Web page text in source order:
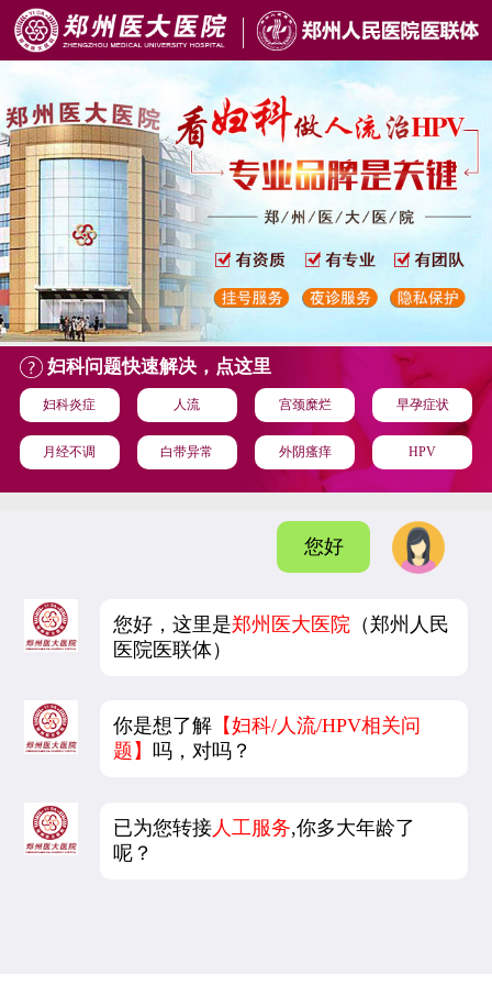
妇科问题快速解决，点这里
妇科炎症 人流 宫颈糜烂 早孕症状
月经不调 白带异常 外阴瘙痒 HPV
您好
您好，这里是郑州医大医院 （郑州人民
医院医联体）
你是想了解 【妇科/人流/HPV相关问
题】吗，对吗？
已为您转接 人工服务,你多大年龄了
呢？